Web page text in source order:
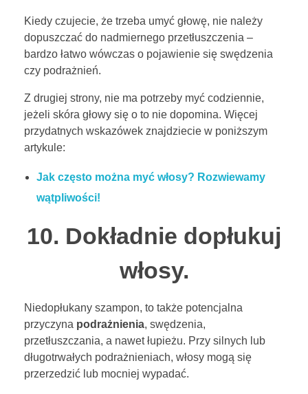
Kiedy czujecie, że trzeba umyć głowę, nie należy
dopuszczać do nadmiernego przetłuszczenia –
bardzo łatwo wówczas o pojawienie się swędzenia
czy podrażnień.
Z drugiej strony, nie ma potrzeby myć codziennie,
jeżeli skóra głowy się o to nie dopomina. Więcej
przydatnych wskazówek znajdziecie w poniższym
artykule:
Jak często można myć włosy? Rozwiewamy
wątpliwości!
10. Dokładnie dopłukuj
włosy.
Niedopłukany szampon, to także potencjalna
przyczyna podrażnienia, swędzenia,
przetłuszczania, a nawet łupieżu. Przy silnych lub
długotrwałych podrażnieniach, włosy mogą się
przerzedzić lub mocniej wypadać.